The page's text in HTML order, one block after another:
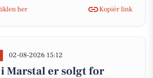
her Kopiér link
02-08-2026 15:12
Marstal er solgt for